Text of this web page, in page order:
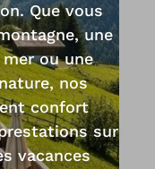
Que vous
une
ou une
nos
confort
sur
vacances